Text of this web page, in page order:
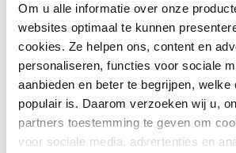
Om u alle informatie over onze
websites optimaal te kunnen
cookies. Ze helpen ons, content en
personaliseren, functies voor sociale
aanbieden en beter te begrijpen, welke
populair is. Daarom verzoeken wij u,
partners toestemming te geven om
voor sociale media, advertenties en
Glasgevels
Renovatie
Nieuw-/Verbouw